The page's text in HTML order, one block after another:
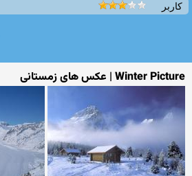
کاربر
Winter Picture | عکس های زمستانی